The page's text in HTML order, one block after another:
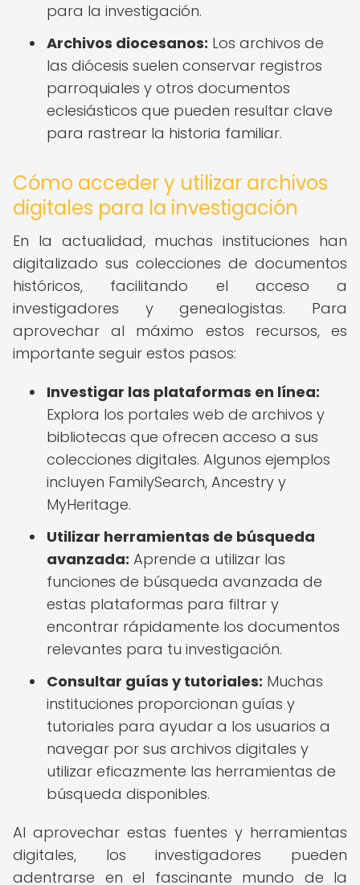
para la investigación.
Archivos diocesanos: Los archivos de
las diócesis suelen conservar registros
parroquiales y otros documentos
eclesiásticos que pueden resultar clave
para rastrear la historia familiar.
Cómo acceder y utilizar archivos
digitales para la investigación
En la actualidad, muchas instituciones han
digitalizado sus colecciones de documentos
históricos, facilitando el acceso a
investigadores y genealogistas. Para
aprovechar al máximo estos recursos, es
importante seguir estos pasos:
Investigar las plataformas en línea:
Explora los portales web de archivos y
bibliotecas que ofrecen acceso a sus
colecciones digitales. Algunos ejemplos
incluyen FamilySearch, Ancestry y
MyHeritage.
Utilizar herramientas de búsqueda
avanzada: Aprende a utilizar las
funciones de búsqueda avanzada de
estas plataformas para filtrar y
encontrar rápidamente los documentos
relevantes para tu investigación.
Consultar guías y tutoriales: Muchas
instituciones proporcionan guías y
tutoriales para ayudar a los usuarios a
navegar por sus archivos digitales y
utilizar eficazmente las herramientas de
búsqueda disponibles.
Al aprovechar estas fuentes y herramientas
digitales, los investigadores pueden
adentrarse en el fascinante mundo de la